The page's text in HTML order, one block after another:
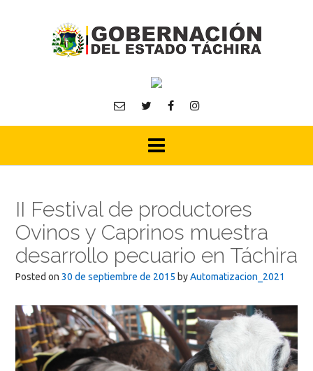
II Festival de productores
Ovinos y Caprinos muestra
desarrollo pecuario en Táchira
Posted on 30 de septiembre de 2015 byAutomatizacion_2021